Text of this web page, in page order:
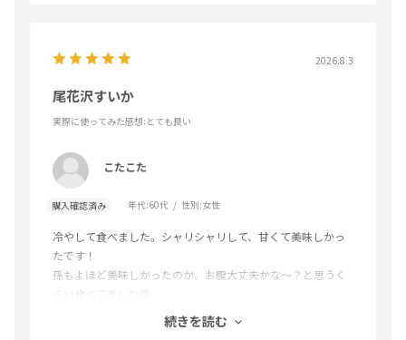
2026.8.3
尾花沢すいか
実際に使ってみた感想:とても良い
こたこた
購入確認済み 年代:60代 性別:女性
冷やして食べました。シャリシャリして、甘くて美味しかっ
たです！
孫もよほど美味しかったのか、お腹大丈夫かな～？と思うく
らい食べてました😊
美味しい、美味しいと😁
ありがとうございました🙏
続きを読む